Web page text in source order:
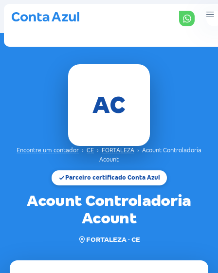
AC
Encontre um contador › CE › FORTALEZA › Acount Controladoria
Acount
Parceiro certificado Conta Azul
Acount Controladoria
Acount
FORTALEZA · CE